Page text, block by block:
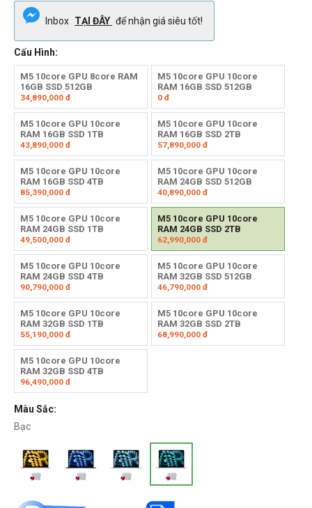
Inbox TẠI ĐÂY để nhận giá siêu tốt!
Cấu Hình:
M5 10core GPU 8core RAM
16GB SSD 512GB
34,890,000 đ
M5 10core GPU 10core
RAM 16GB SSD 512GB
0đ
M5 10core GPU 10core
RAM 16GB SSD 1TB
43,890,000 đ
M5 10core GPU 10core
RAM 16GB SSD 2TB
57,890,000đ
M5 10core GPU 10core
RAM 16GB SSD 4TB
85,390,000 đ
M5 10core GPU 10core
RAM 24GB SSD 512GB
40,890,000đ
M5 10core GPU 10core
RAM 24GB SSD 1TB
49,500,000 đ
M5 10core GPU 10core
RAM 24GB SSD 2TB
62,990,000đ
M5 10core GPU 10core
RAM 24GB SSD 4TB
90,790,000 đ
M5 10core GPU 10core
RAM 32GB SSD 512GB
46,790,000đ
M5 10core GPU 10core
RAM 32GB SSD 1TB
55,190,000 đ
M5 10core GPU 10core
RAM 32GB SSD 2TB
68,990,000đ
M5 10core GPU 10core
RAM 32GB SSD 4TB
96,490,000 đ
Màu Sắc:
Bạc